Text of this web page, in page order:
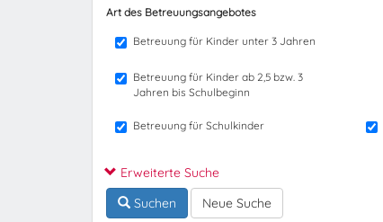
Art des Betreuungsangebotes
Betreuung für Kinder unter 3 Jahren
Betreuung für Kinder ab 2,5 bzw. 3
Jahren bis Schulbeginn
Betreuung für Schulkinder
Erweiterte Suche
Suchen
Neue Suche